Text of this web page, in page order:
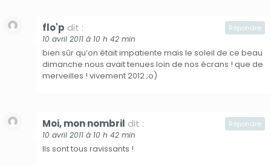
flo'p dit :
10 avril 2011 à 10 h 42 min
bien sûr qu’on était impatiente mais le soleil de ce beau
dimanche nous avait tenues loin de nos écrans ! que de
merveilles ! vivement 2012 ;o)
Répondre
Moi, mon nombril dit :
10 avril 2011 à 10 h 42 min
Ils sont tous ravissants !
Répondre